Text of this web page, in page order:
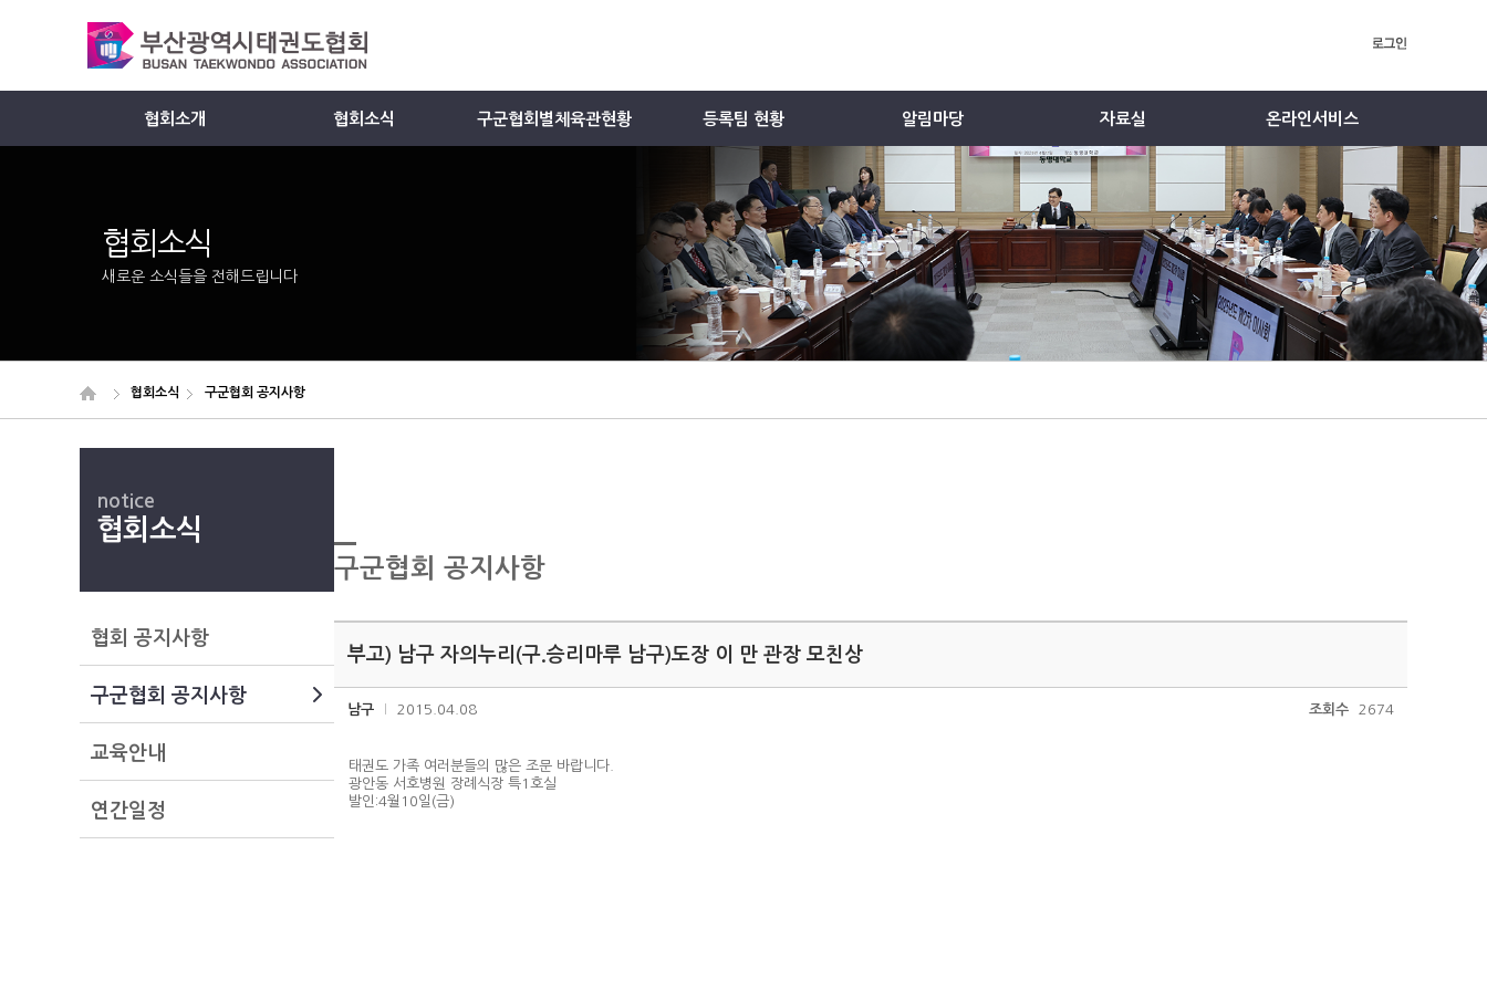
협회소개 협회소식 구군협회별체육관현황 등록팀 현황 알림마당 자료실 온라인서비스
협회소식
새로운 소식들을 전해드립니다
협회소식 구군협회 공지사항
notice
협회소식
협회 공지사항
구군협회 공지사항
교육안내
연간일정
구군협회 공지사항
부고) 남구 자의누리(구.승리마루 남구)도장 이 만 관장 모친상
남구 2015.04.08 조회수 2674
태권도 가족 여러분들의 많은 조문 바랍니다.
광안동 서호병원 장례식장 특1호실
발인:4월10일(금)